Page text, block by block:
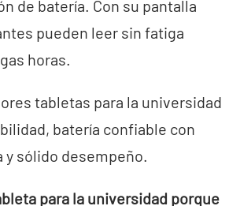
de batería. Con su pantalla
pueden leer sin fatiga
horas.
tabletas para la universidad
batería confiable con
y sólido desempeño.
para la universidad porque